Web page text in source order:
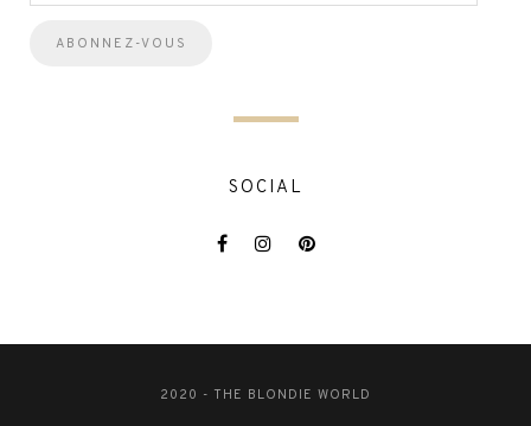
SOCIAL
2020 - THE BLONDIE WORLD